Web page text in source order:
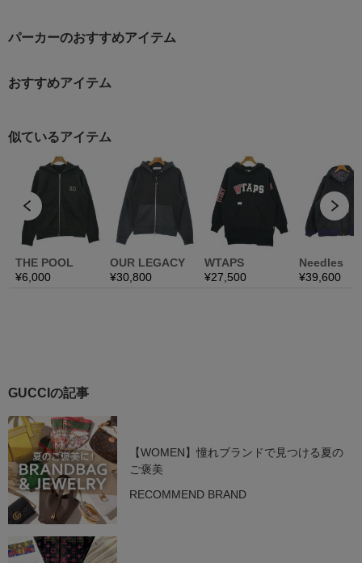
パーカーのおすすめアイテム
おすすめアイテム
GUCCIの記事
【WOMEN】憧れブランドで見つける夏の
ご褒美
RECOMMEND BRAND